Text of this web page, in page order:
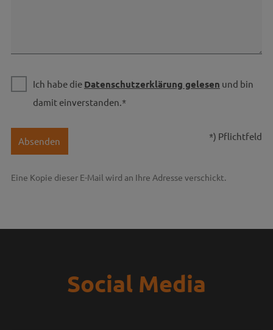
Ich habe die Datenschutzerklärung gelesen und bin
damit einverstanden.*
Absenden *) Pflichtfeld
Eine Kopie dieser E-Mail wird an Ihre Adresse verschickt.
Social Media